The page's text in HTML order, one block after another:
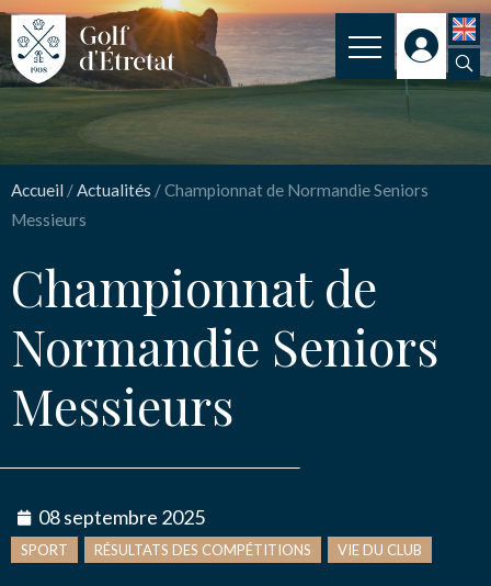
Accueil /Actualités /Championnat de Normandie Seniors
Messieurs
Championnat de
Normandie Seniors
Messieurs
08 septembre 2025
SPORT RÉSULTATS DES COMPÉTITIONS VIE DU CLUB
CLUB
CLUB HOUSE
NOS TARIFS
SPORT
ENSEIGNEMENT
NOUS CONTACTER
INSCRIPTION
Championnat de
Normandie Seniors
Messieurs
Email*
Message*